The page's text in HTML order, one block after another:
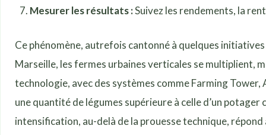
Mesurer les résultats :Suivez les rendements, la
Ce phénomène, autrefois cantonné à quelques
Marseille, les fermes urbaines verticales se multiplient,
technologie, avec des systèmes comme Farming
une quantité de légumes supérieure à celle d’un
intensification, au-delà de la prouesse technique,